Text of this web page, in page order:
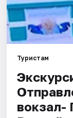
Спорт
События
Города
Площадки
Туристам
вокзал-